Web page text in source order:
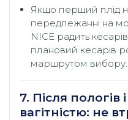
Якщо перший плід
передлежанні на
NICE радить
плановий кесарів
маршрутом вибору.
7. Після
вагітністю: не